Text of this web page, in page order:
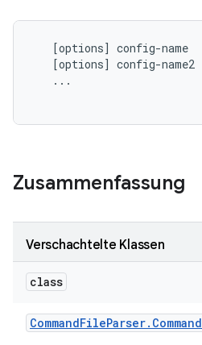
   [options] config-name
   [options] config-name2
   ...
Zusammenfassung
Verschachtelte Klassen
class
CommandFileParser. Command